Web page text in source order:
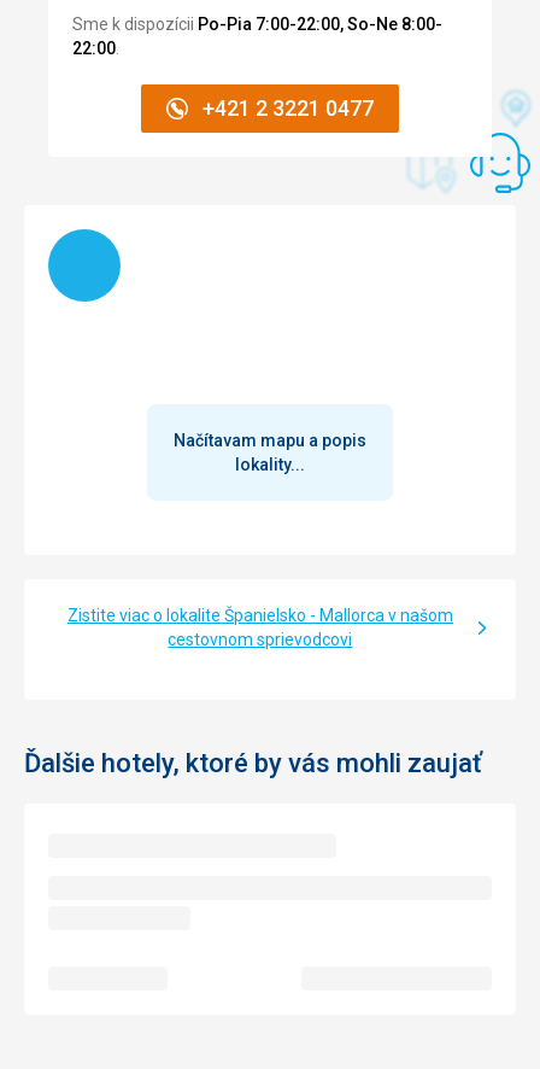
Sme k dispozícii Po-Pia 7:00-22:00, So-Ne 8:00-
22:00.
+421 2 3221 0477
Načítam
Načítavam mapu a popis
lokality...
Zistite viac o lokalite Španielsko - Mallorca v našom
cestovnom sprievodcovi
Ďalšie hotely, ktoré by vás mohli zaujať